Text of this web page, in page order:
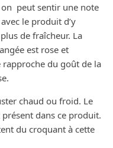
on peut sentir une note
le produit d’y
de fraîcheur. La
est rose et
du goût de la
chaud ou froid. Le
dans ce produit.
du croquant à cette